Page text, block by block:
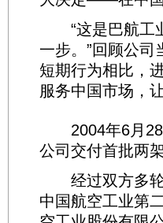
“这是巴航工业
一步。”回顾公司
短期行为相比，
服务中国市场，
2004年6月28
公司交付首批两
经过双方多轮
中国航空工业第